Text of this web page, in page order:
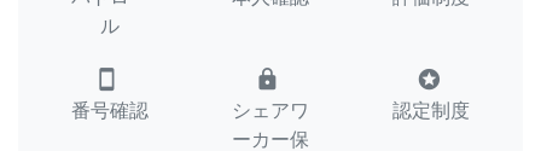
ル
smartphone
番号確認
lock
シェアワ
ーカー保
stars
認定制度